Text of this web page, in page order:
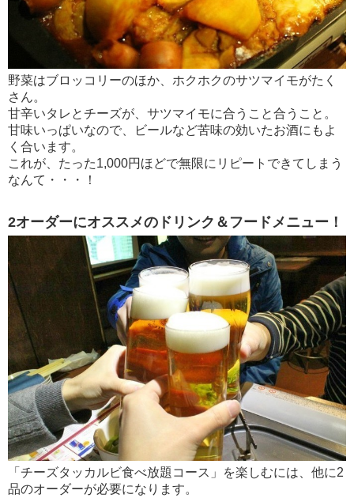
野菜はブロッコリーのほか、ホクホクのサツマイモがたく
さん。
甘辛いタレとチーズが、サツマイモに合うこと合うこと。
甘味いっぱいなので、ビールなど苦味の効いたお酒にもよ
く合います。
これが、たった1,000円ほどで無限にリピートできてしまう
なんて・・・！
2オーダーにオススメのドリンク＆フードメニュー！
「チーズタッカルビ食べ放題コース」を楽しむには、他に2
品のオーダーが必要になります。